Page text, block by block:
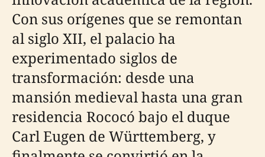
Con sus orígenes que se remontan
al siglo XII, el palacio ha
experimentado siglos de
transformación: desde una
mansión medieval hasta una gran
residencia Rococó bajo el duque
Carl Eugen de Württemberg, y